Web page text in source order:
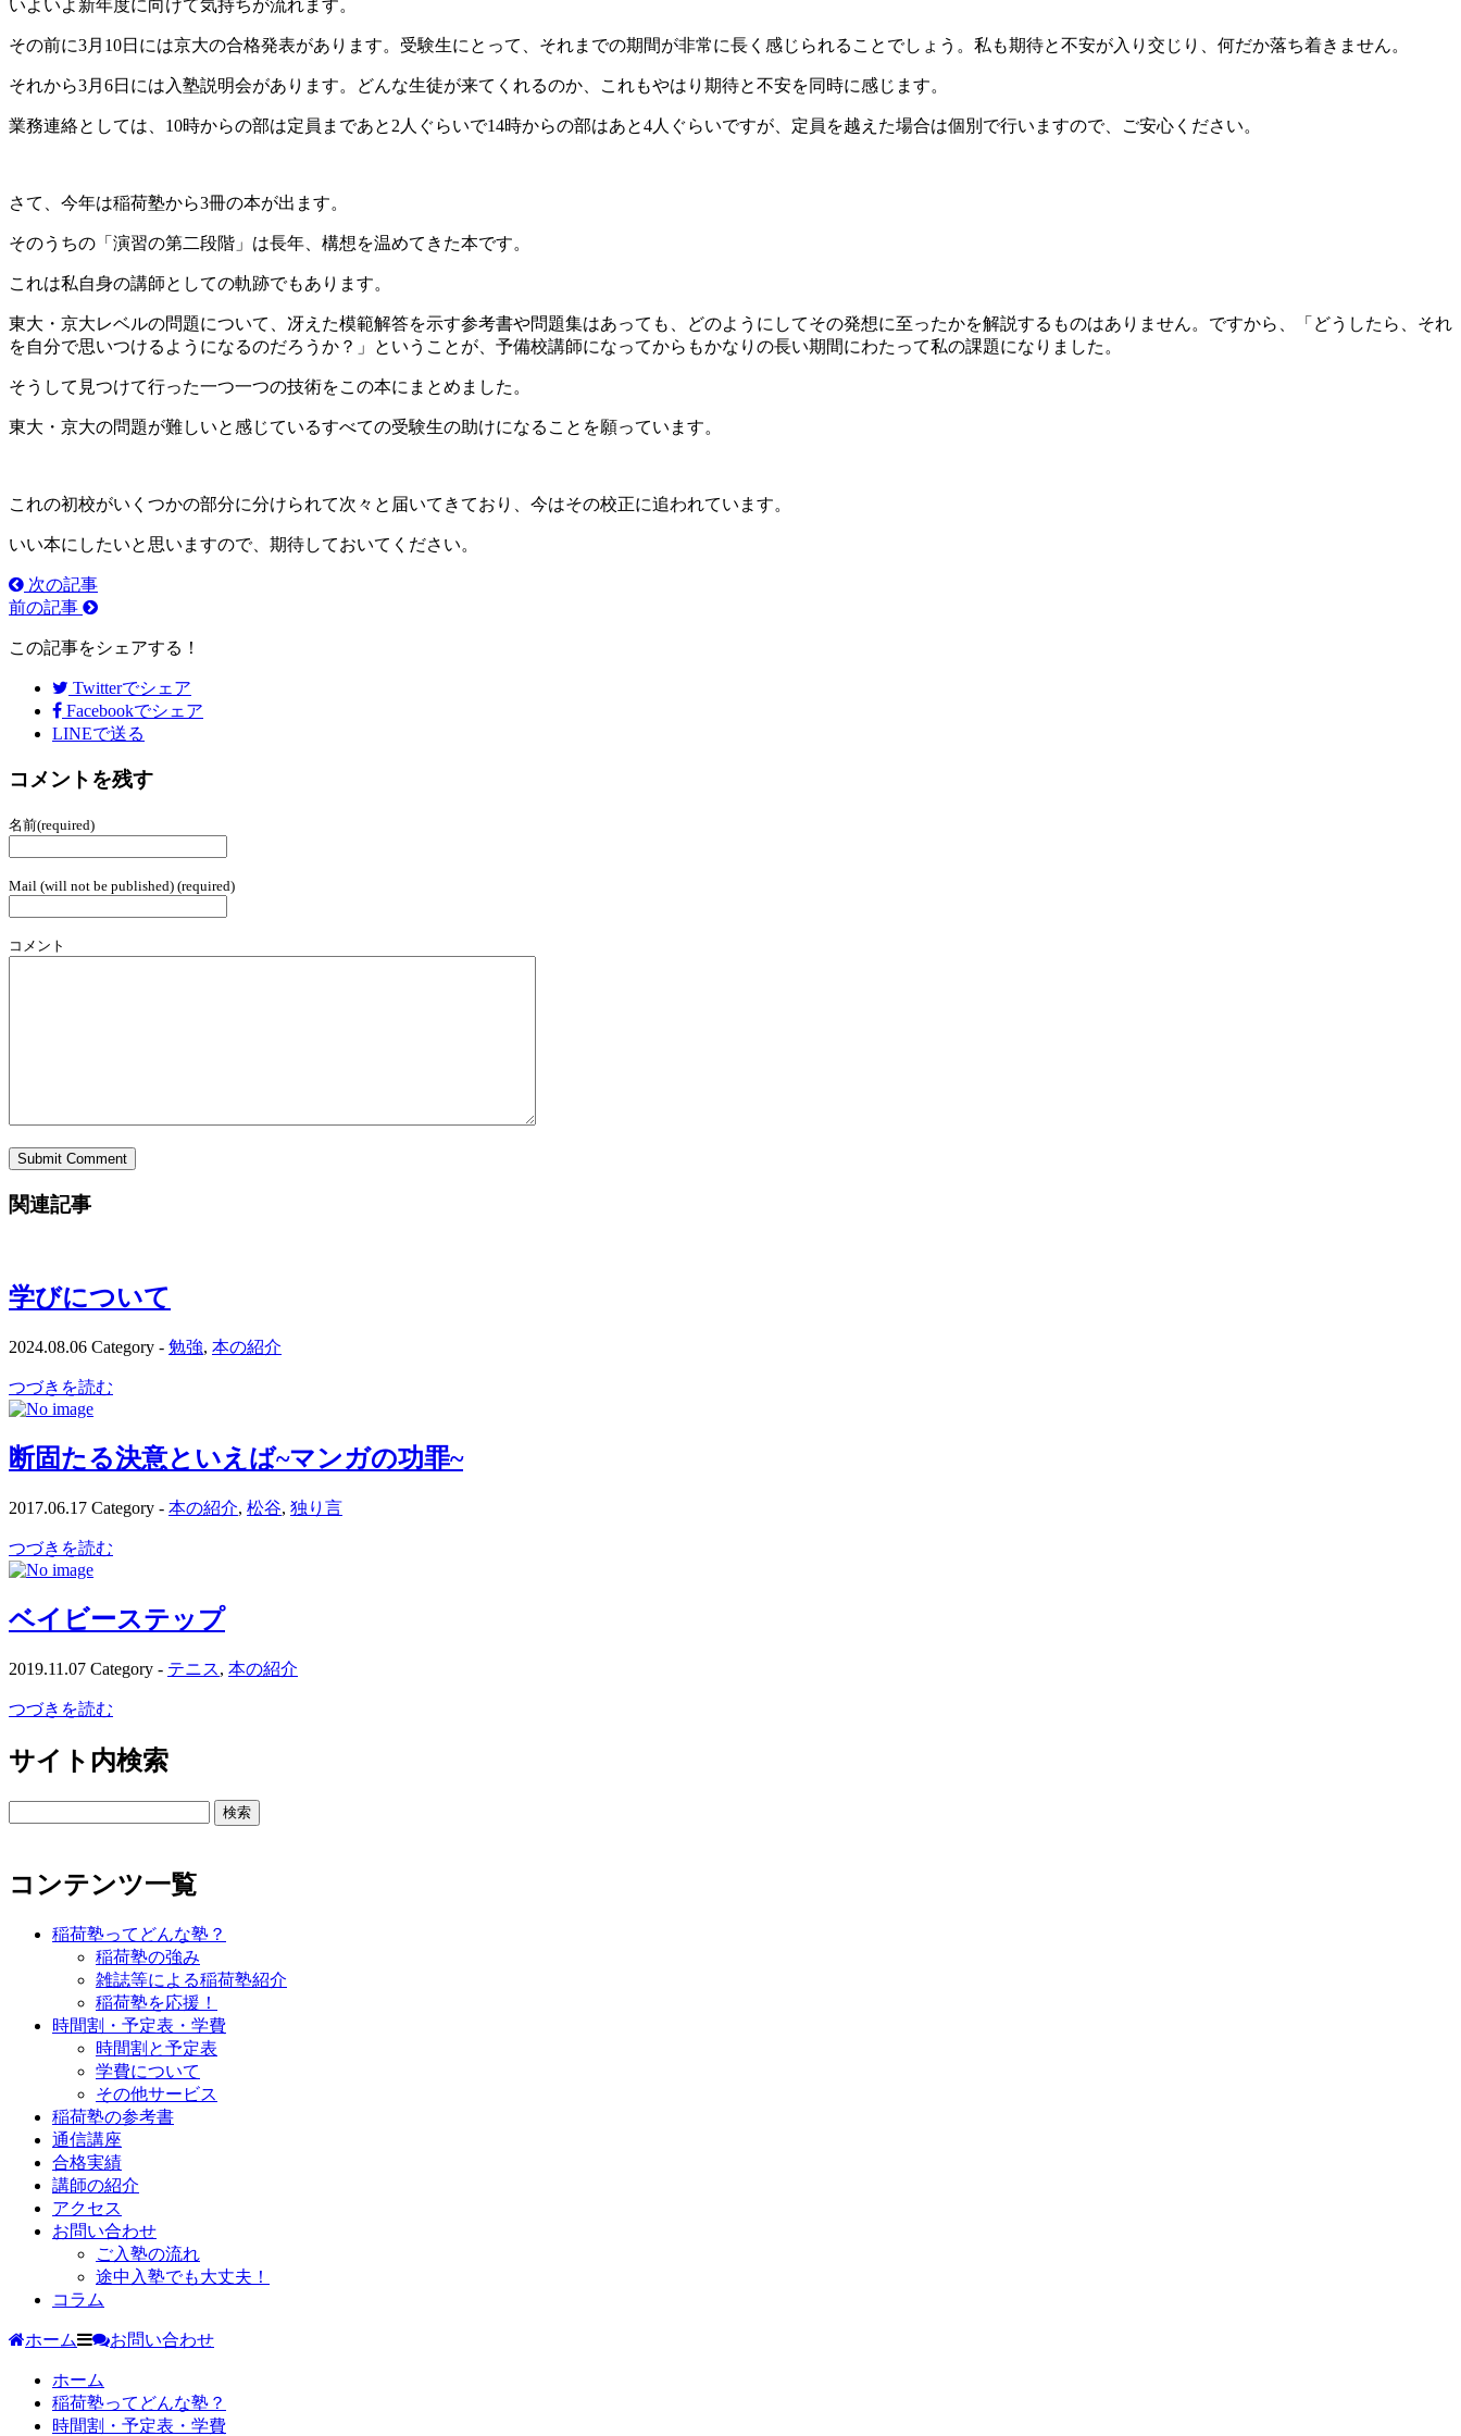
いよいよ新年度に向けて気持ちが流れます。
その前に3月10日には京大の合格発表があります。受験生にとって、それまでの期間が非常に長く感じられることでしょう。私も期待と不安が入り交じり、何だか落ち着きません。
それから3月6日には入塾説明会があります。どんな生徒が来てくれるのか、これもやはり期待と不安を同時に感じます。
業務連絡としては、10時からの部は定員まであと2人ぐらいで14時からの部はあと4人ぐらいですが、定員を越えた場合は個別で行いますので、ご安心ください。
さて、今年は稲荷塾から3冊の本が出ます。
そのうちの「演習の第二段階」は長年、構想を温めてきた本です。
これは私自身の講師としての軌跡でもあります。
東大・京大レベルの問題について、冴えた模範解答を示す参考書や問題集はあっても、どのようにしてその発想に至ったかを解説するものはありません。ですから、「どうしたら、それ
を自分で思いつけるようになるのだろうか？」ということが、予備校講師になってからもかなりの長い期間にわたって私の課題になりました。
そうして見つけて行った一つ一つの技術をこの本にまとめました。
東大・京大の問題が難しいと感じているすべての受験生の助けになることを願っています。
これの初校がいくつかの部分に分けられて次々と届いてきており、今はその校正に追われています。
いい本にしたいと思いますので、期待しておいてください。
次の記事
前の記事
この記事をシェアする！
Twitterでシェア
Facebookでシェア
LINEで送る
コメントを残す
名前(required)
Mail (will not be published) (required)
コメント
関連記事
学びについて
2024.08.06 Category - 勉強, 本の紹介
つづきを読む
断固たる決意といえば~マンガの功罪~
2017.06.17 Category - 本の紹介, 松谷, 独り言
つづきを読む
ベイビーステップ
2019.11.07 Category - テニス, 本の紹介
つづきを読む
サイト内検索
コンテンツ一覧
稲荷塾ってどんな塾？
稲荷塾の強み
雑誌等による稲荷塾紹介
稲荷塾を応援！
時間割・予定表・学費
時間割と予定表
学費について
その他サービス
稲荷塾の参考書
通信講座
合格実績
講師の紹介
アクセス
お問い合わせ
ご入塾の流れ
途中入塾でも大丈夫！
コラム
ホーム お問い合わせ
ホーム
稲荷塾ってどんな塾？
時間割・予定表・学費